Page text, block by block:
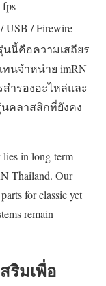
fps
USB / Firewire
นี้คือความเสถียร
นจำหน่าย imRN
ำรองอะไหล่และ
คลาสสิกที่ยังคง
lies in long-term
Thailand. Our
for classic yet
remain
ริมเพื่อ